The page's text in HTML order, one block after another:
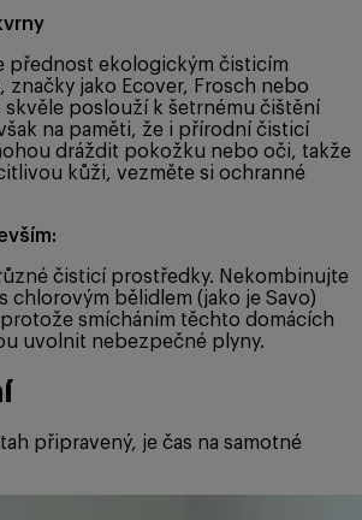
přednost ekologickým čisticím
značky jako Ecover, Frosch nebo
skvěle poslouží k šetrnému čištění
na paměti, že i přírodní čisticí
dráždit pokožku nebo oči, takže
kůži, vezměte si ochranné
čisticí prostředky. Nekombinujte
chlorovým bělidlem (jako je Savo)
smícháním těchto domácích
uvolnit nebezpečné plyny.
připravený, je čas na samotné